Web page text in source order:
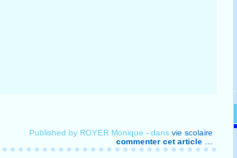
Published by ROYER Monique -dans vie scolaire
commenter cet article